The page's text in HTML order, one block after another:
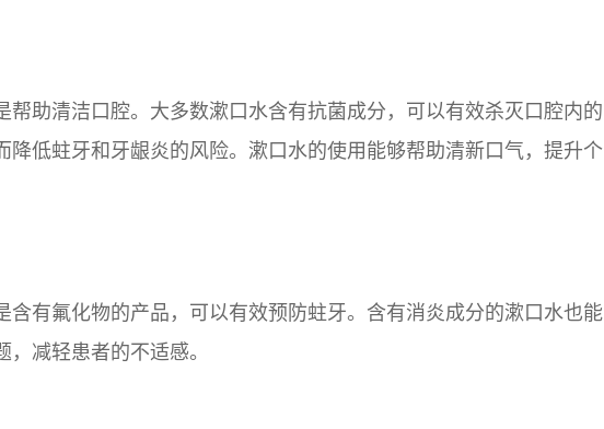
帮助清洁口腔。大多数漱口水含有抗菌成分，可以有效杀灭口腔内的
降低蛀牙和牙龈炎的风险。漱口水的使用能够帮助清新口气，提升个
含有氟化物的产品，可以有效预防蛀牙。含有消炎成分的漱口水也能
减轻患者的不适感。